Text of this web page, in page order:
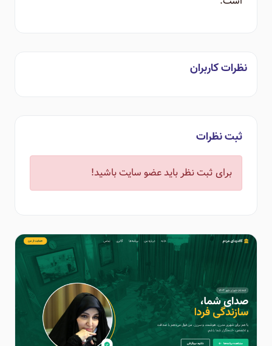
نظرات کاربران
ثبت نظرات
برای ثبت نظر باید عضو سایت باشید!